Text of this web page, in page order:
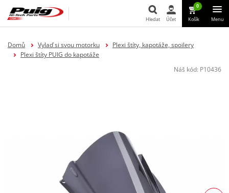
Hledat
Hledat Účet
0
Košík Menu
Domů Vylaď si svou motorku
Plexi štíty, kapotáže, spoilery
Plexi štíty PUIG do kapotáže
Náš kód: P10436